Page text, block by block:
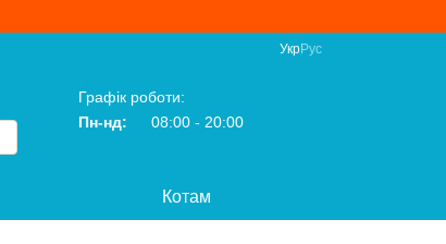
УкрРус
Графік роботи:
Пн-нд:
08:00 - 20:00
Котам